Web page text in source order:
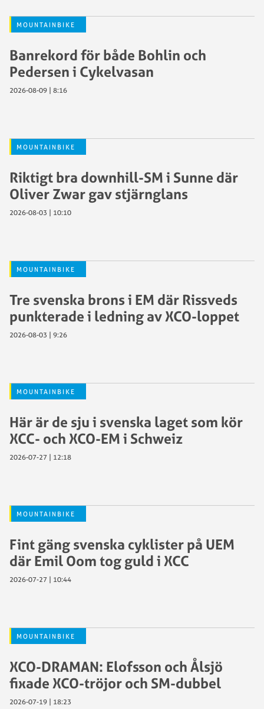
MOUNTAINBIKE
Banrekord för både Bohlin och
Pedersen i Cykelvasan
2026-08-09 | 8:16
MOUNTAINBIKE
Riktigt bra downhill-SM i Sunne där
Oliver Zwar gav stjärnglans
2026-08-03 | 10:10
MOUNTAINBIKE
Tre svenska brons i EM där Rissveds
punkterade i ledning av XCO-loppet
2026-08-03 | 9:26
MOUNTAINBIKE
Här är de sju i svenska laget som kör
XCC- och XCO-EM i Schweiz
2026-07-27 | 12:18
MOUNTAINBIKE
Fint gäng svenska cyklister på UEM
där Emil Oom tog guld i XCC
2026-07-27 | 10:44
MOUNTAINBIKE
XCO-DRAMAN: Elofsson och Ålsjö
fixade XCO-tröjor och SM-dubbel
2026-07-19 | 18:23